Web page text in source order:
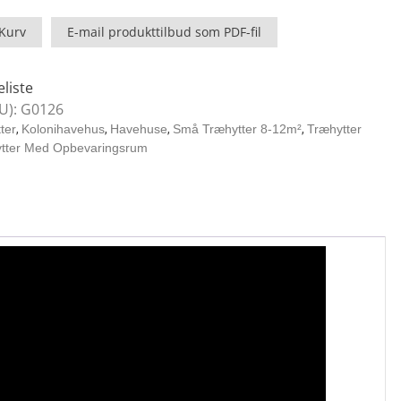
E-mail produkttilbud som PDF-fil
G0126
, Kolonihavehus, Havehuse, Små Træhytter 8-12m²,Træhytter
Med Opbevaringsrum